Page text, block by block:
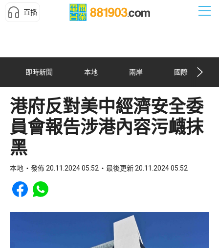
直播
即時新聞 本地 兩岸 國際
港府反對美中經濟安全委
員會報告涉港內容污衊抹
黑
本地 發佈 20.11.2024 05:52 最後更新 20.11.2024 05:52
Share to Facebook
Share to WhatsApp